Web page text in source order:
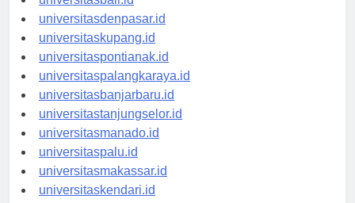
universitasbali.id
universitasdenpasar.id
universitaskupang.id
universitaspontianak.id
universitaspalangkaraya.id
universitasbanjarbaru.id
universitastanjungselor.id
universitasmanado.id
universitaspalu.id
universitasmakassar.id